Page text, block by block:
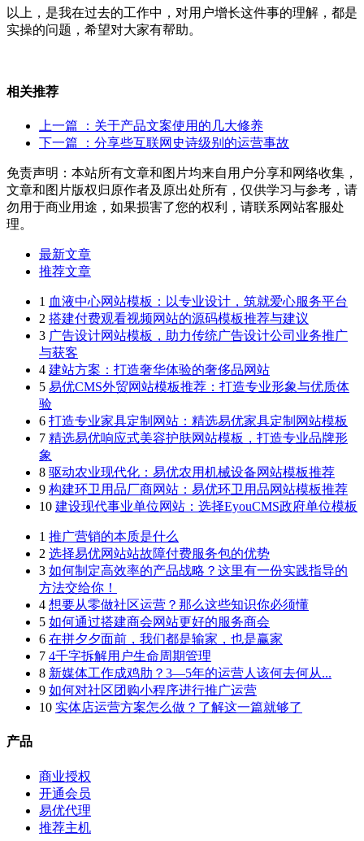
以上，是我在过去的工作中，对用户增长这件事的理解，都是
实操的问题，希望对大家有帮助。
相关推荐
上一篇
：关于产品文案使用的几大修养
下一篇
：分享些互联网史诗级别的运营事故
免责声明：本站所有文章和图片均来自用户分享和网络收集，
文章和图片版权归原作者及原出处所有，仅供学习与参考，请
勿用于商业用途，如果损害了您的权利，请联系网站客服处
理。
最新文章
推荐文章
1 血液中心网站模板：以专业设计，筑就爱心服务平台
2 搭建付费观看视频网站的源码模板推荐与建议
3 广告设计网站模板，助力传统广告设计公司业务推广
与获客
4 建站方案：打造奢华体验的奢侈品网站
5 易优CMS外贸网站模板推荐：打造专业形象与优质体
验
6 打造专业家具定制网站：精选易优家具定制网站模板
7 精选易优响应式美容护肤网站模板，打造专业品牌形
象
8 驱动农业现代化：易优农用机械设备网站模板推荐
9 构建环卫用品厂商网站：易优环卫用品网站模板推荐
10 建设现代事业单位网站：选择EyouCMS政府单位模板
1 推广营销的本质是什么
2 选择易优网站站故障付费服务包的优势
3 如何制定高效率的产品战略？这里有一份实践指导的
方法交给你！
4 想要从零做社区运营？那么这些知识你必须懂
5 如何通过搭建商会网站更好的服务商会
6 在拼夕夕面前，我们都是输家，也是赢家
7 4千字拆解用户生命周期管理
8 新媒体工作成鸡肋？3—5年的运营人该何去何从​...
9 如何对社区团购小程序进行推广运营
10 实体店运营方案怎么做？了解这一篇就够了
产品
商业授权
开通会员
易优代理
推荐主机